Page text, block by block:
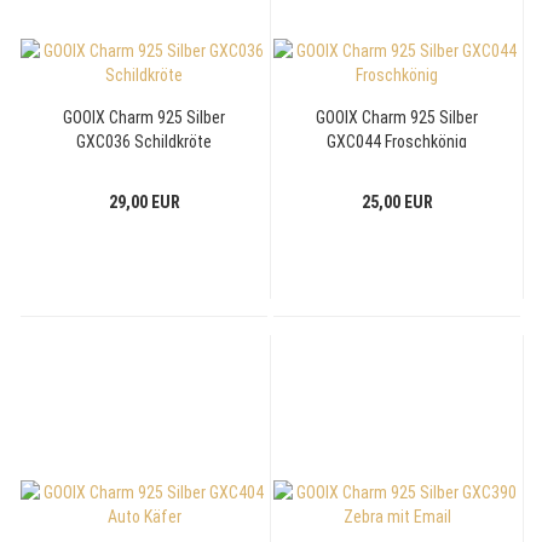
GOOIX Charm 925 Silber
GXC036 Schildkröte
29,00 EUR
GOOIX Charm 925 Silber
GXC044 Froschkönig
25,00 EUR